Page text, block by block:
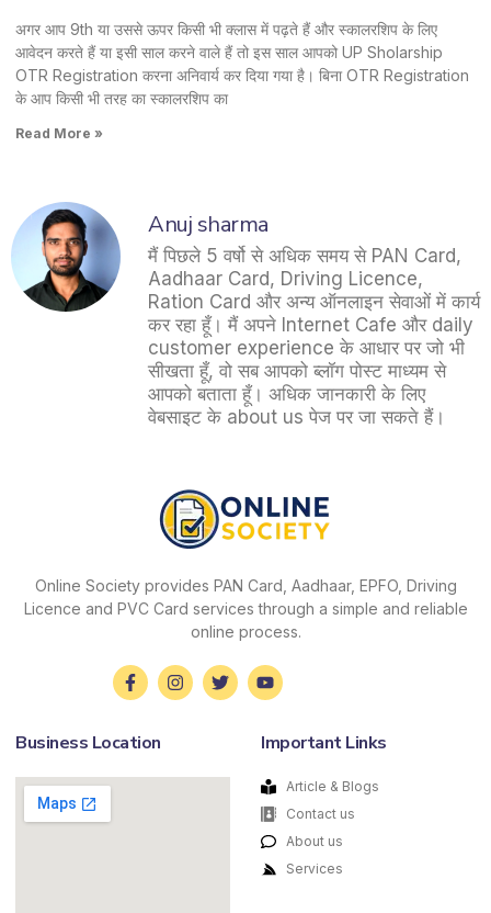
अगर आप 9th या उससे ऊपर किसी भी क्लास में पढ़ते हैं और स्कालरशिप के लिए
आवेदन करते हैं या इसी साल करने वाले हैं तो इस साल आपको UP Sholarship
OTR Registration करना अनिवार्य कर दिया गया है। बिना OTR Registration
के आप किसी भी तरह का स्कालरशिप का
Read More »
Anuj sharma
मैं पिछले 5 वर्षो से अधिक समय से PAN Card,
Aadhaar Card, Driving Licence,
Ration Card और अन्य ऑनलाइन सेवाओं में कार्य
कर रहा हूँ। मैं अपने Internet Cafe और daily
customer experience के आधार पर जो भी
सीखता हूँ, वो सब आपको ब्लॉग पोस्ट माध्यम से
आपको बताता हूँ। अधिक जानकारी के लिए
वेबसाइट के about us पेज पर जा सकते हैं।
Online Society provides PAN Card, Aadhaar, EPFO, Driving
Licence and PVC Card services through a simple and reliable
online process.
Business Location Important Links
Article & Blogs
Contact us
About us
Services